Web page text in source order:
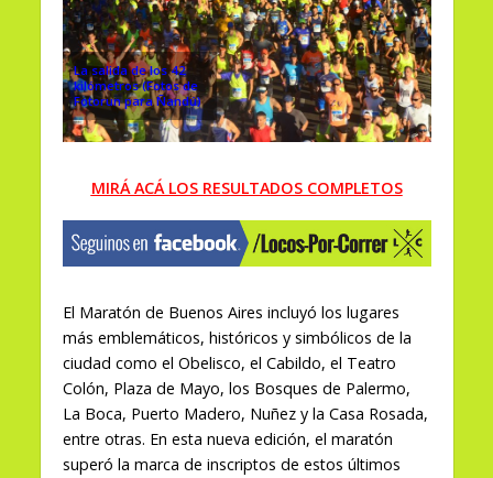
La salida de los 42
kilómetros (Fotos de
Fotorun para Ñandú)
MIRÁ ACÁ LOS RESULTADOS COMPLETOS
El Maratón de Buenos Aires incluyó los lugares
más emblemáticos, históricos y simbólicos de la
ciudad como el Obelisco, el Cabildo, el Teatro
Colón, Plaza de Mayo, los Bosques de Palermo,
La Boca, Puerto Madero, Nuñez y la Casa Rosada,
entre otras. En esta nueva edición, el maratón
superó la marca de inscriptos de estos últimos